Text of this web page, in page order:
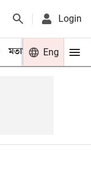
Login
মতামত খেলা
Eng